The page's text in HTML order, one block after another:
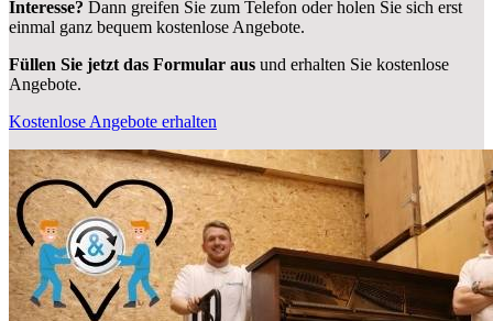
Interesse? Dann greifen Sie zum Telefon oder holen Sie sich erst
einmal ganz bequem kostenlose Angebote.
Füllen Sie jetzt das Formular aus und erhalten Sie kostenlose
Angebote.
Kostenlose Angebote erhalten